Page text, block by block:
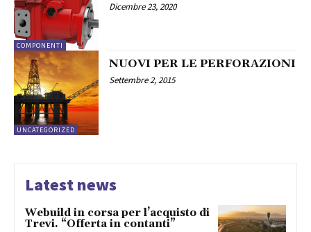
COMPONENTI
Dicembre 23, 2020
UNCATEGORIZED
NUOVI PER LE PERFORAZIONI
Settembre 2, 2015
Latest news
Webuild in corsa per l’acquisto di
Trevi. “Offerta in contanti”